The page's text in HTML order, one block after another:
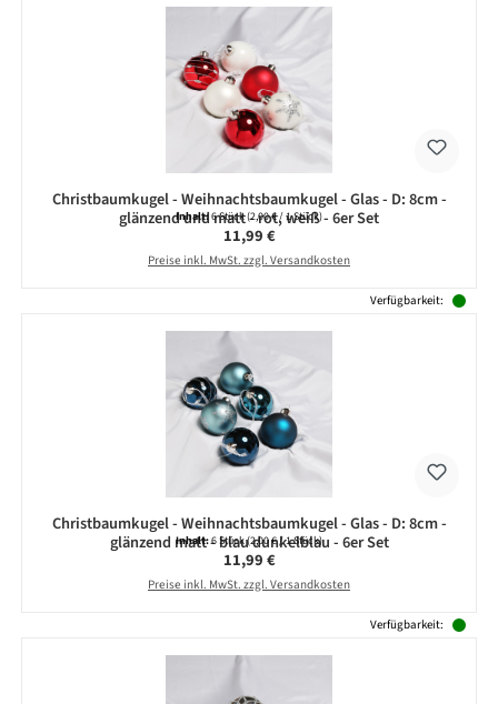
Christbaumkugel - Weihnachtsbaumkugel - Glas - D: 8cm -
glänzend und matt - rot, weiß - 6er Set
Inhalt:6 Stück(2,00 € / 1 Stück)
Regulärer Preis:
11,99 €
Preise inkl. MwSt. zzgl. Versandkosten
Verfügbarkeit:
Christbaumkugel - Weihnachtsbaumkugel - Glas - D: 8cm -
glänzend matt - blau dunkelblau - 6er Set
Inhalt:6 Stück(2,00 € / 1 Stück)
Regulärer Preis:
11,99 €
Preise inkl. MwSt. zzgl. Versandkosten
Verfügbarkeit: